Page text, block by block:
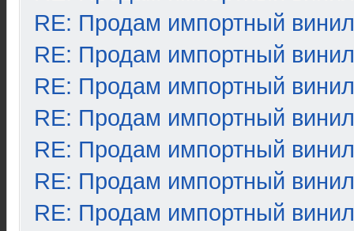
RE: Продам импортный винил
RE: Продам импортный винил
RE: Продам импортный винил
RE: Продам импортный винил
RE: Продам импортный винил
RE: Продам импортный винил
RE: Продам импортный винил